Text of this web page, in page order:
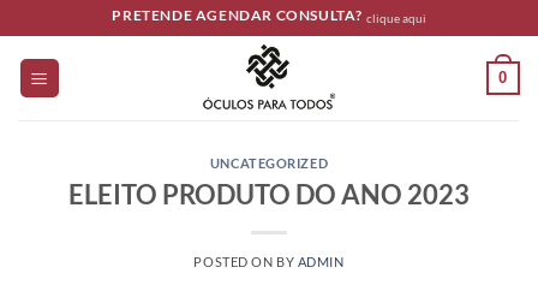
to
content
PRETENDE AGENDAR CONSULTA? clique aqui
0
UNCATEGORIZED
ELEITO PRODUTO DO ANO 2023
POSTED ON BY ADMIN